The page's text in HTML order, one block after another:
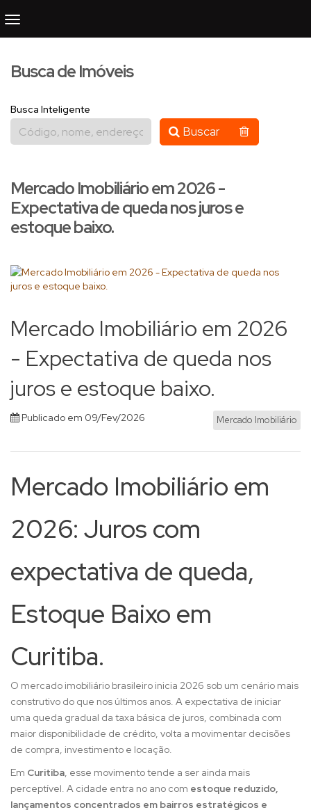
Busca de Imóveis
Busca Inteligente
Buscar
Mercado Imobiliário em 2026 -
Expectativa de queda nos juros e
estoque baixo.
Mercado Imobiliário em 2026
- Expectativa de queda nos
juros e estoque baixo.
Publicado em 09/Fev/2026 Mercado Imobiliário
Mercado Imobiliário em
2026: Juros com
expectativa de queda,
Estoque Baixo em
Curitiba.
O mercado imobiliário brasileiro inicia 2026 sob um cenário mais
construtivo do que nos últimos anos. A expectativa de iniciar
uma queda gradual da taxa básica de juros, combinada com
maior disponibilidade de crédito, volta a movimentar decisões
de compra, investimento e locação.
Em Curitiba, esse movimento tende a ser ainda mais
perceptível. A cidade entra no ano com estoque reduzido,
lançamentos concentrados em bairros estratégicos e